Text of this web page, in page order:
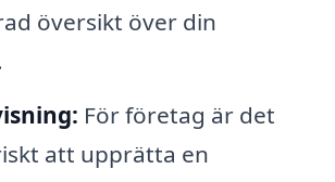
översikt över din
För företag är det
att upprätta en